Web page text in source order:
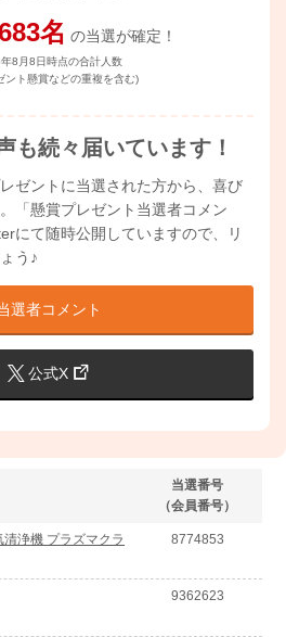
名 の当選が確定！
8月8日時点の合計人数
ント懸賞などの重複を含む)
も続々届いています！
ゼントに当選された方から、喜び
「懸賞プレゼント当選者コメン
にて随時公開していますので、リ
う♪
選者コメント
公式X
当選番号
（会員番号）
浄機 プラズマクラ
8774853
9362623